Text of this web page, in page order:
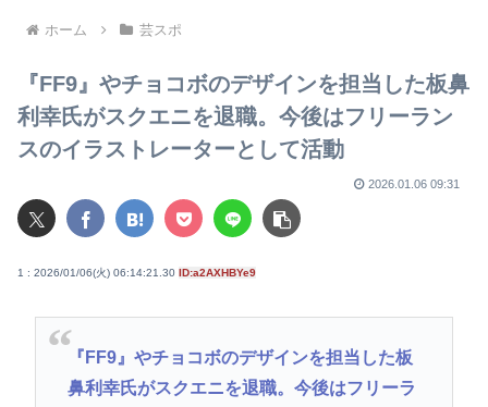
ホーム 芸スポ
『FF9』やチョコボのデザインを担当した板鼻
利幸氏がスクエニを退職。今後はフリーラン
スのイラストレーターとして活動
2026.01.06 09:31
1 : 2026/01/06(火) 06:14:21.30 ID:a2AXHBYe9
『FF9』やチョコボのデザインを担当した板
鼻利幸氏がスクエニを退職。今後はフリーラ